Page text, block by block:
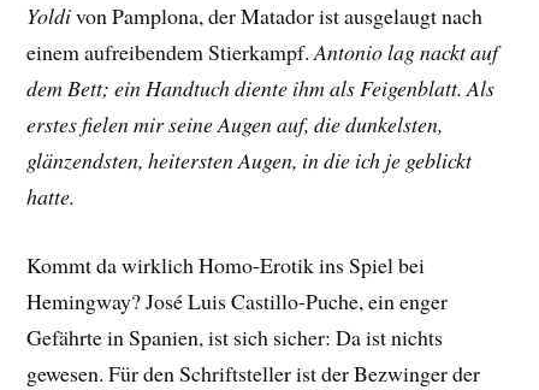
Yoldivon Pamplona, der Matador ist ausgelaugt nach
einem aufreibendem Stierkampf.Antonio lag nackt auf
dem Bett; ein Handtuch diente ihm als Feigenblatt. Als
erstes fielen mir seine Augen auf, die dunkelsten,
glänzendsten, heitersten Augen, in die ich je geblickt
hatte.
Kommt da wirklich Homo-Erotik ins Spiel bei
Hemingway? José Luis Castillo-Puche, ein enger
Gefährte in Spanien, ist sich sicher: Da ist nichts
gewesen. Für den Schriftsteller ist der Bezwinger der